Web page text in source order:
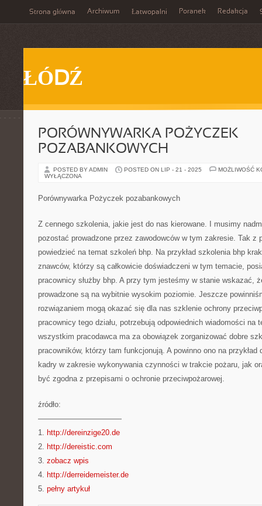
Strona główna Archiwum Łatwopalni Poranek Redakcja
ŁÓDŹ
PORÓWNYWARKA POŻYCZEK
POZABANKOWYCH
POSTED BY ADMIN POSTED ON LIP - 21 - 2025
MOŻLIWOŚĆ
WYŁĄCZONA
Porównywarka Pożyczek pozabankowych
Z cennego szkolenia, jakie jest do nas kierowane. I musimy
pozostać prowadzone przez zawodowców w tym zakresie. Tak z
powiedzieć na temat szkoleń bhp. Na przykład szkolenia bhp
znawców, którzy są całkowicie doświadczeni w tym temacie,
pracownicy służby bhp. A przy tym jesteśmy w stanie wskazać,
prowadzone są na wybitnie wysokim poziomie. Jeszcze
rozwiązaniem mogą okazać się dla nas szklenie ochrony
pracownicy tego działu, potrzebują odpowiednich wiadomości na
wszystkim pracodawca ma za obowiązek zorganizować dobre
pracowników, którzy tam funkcjonują. A powinno ono na
kadry w zakresie wykonywania czynności w trakcie pożaru, jak
być zgodna z przepisami o ochronie przeciwpożarowej.
źródło:
———————————
1. http://dereinzige20.de
2. http://dereistic.com
3. zobacz wpis
4. http://derreidemeister.de
5. pełny artykuł